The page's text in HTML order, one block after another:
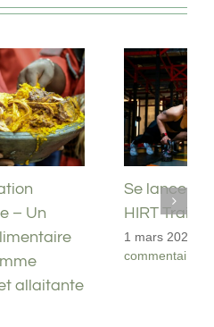
Se lancer dans le
HIRT Training
1 mars 2024
0
commentaire